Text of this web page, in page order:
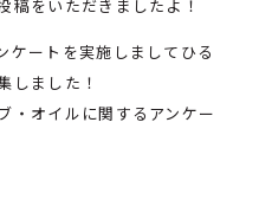
稿をいただきましたよ！
ケートを実施しましてひる
しました！
・オイルに関するアンケー